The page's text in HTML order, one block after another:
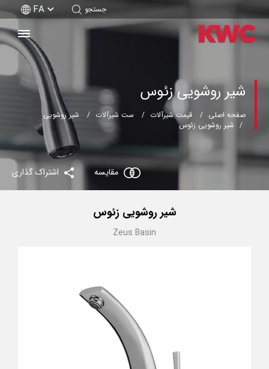
جستجو FA
شیر روشویی زئوس
صفحه اصلی قیمت شیرآلات ست شیرآلات
شیر روشویی
شیر روشویی زئوس
مقایسه اشتراک گذاری
شیر روشویی زئوس
Zeus Basin